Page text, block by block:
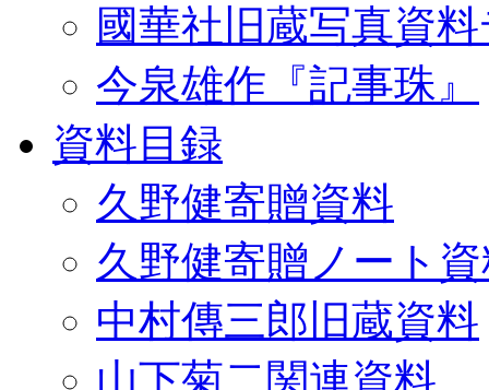
國華社旧蔵写真資
今泉雄作『記事珠』
資料目録
久野健寄贈資料
久野健寄贈ノート
中村傳三郎旧蔵資料
山下菊二関連資料